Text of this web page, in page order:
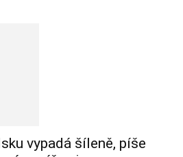
vypadá šíleně, píše